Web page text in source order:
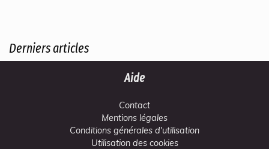
Derniers articles
Aide
Contact
Mentions légales
Conditions générales d'utilisation
Utilisation des cookies